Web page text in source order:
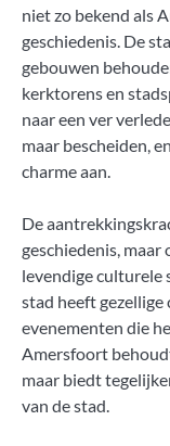
niet zo bekend als
geschiedenis. De
gebouwen
kerktorens en
naar een ver
maar bescheiden,
charme aan.
De
geschiedenis, maar
levendige culturele
stad heeft gezellige
evenementen die
Amersfoort
maar biedt
van de stad.